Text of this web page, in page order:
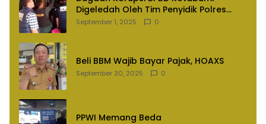
Digeledah Oleh Tim Penyidik Polres
Lampung Utara
September 1, 2025 0
Beli BBM Wajib Bayar Pajak, HOAXS
September 30, 2025 0
PPWI Memang Beda